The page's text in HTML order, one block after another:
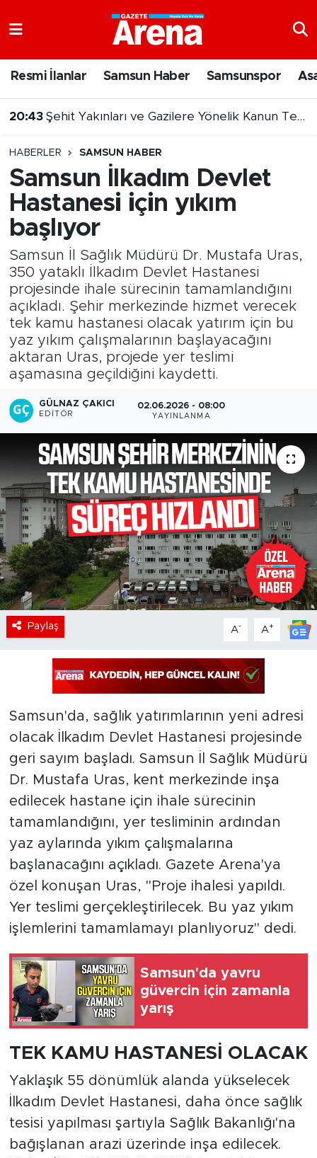
Resmi İlanlar Samsun Haber Samsunspor
20:43 Şehit Yakınları ve Gazilere Yönelik Kanun Teklifi Komisyonda
HABERLER SAMSUN HABER
Samsun İlkadım Devlet
Hastanesi için yıkım
başlıyor
Samsun İl Sağlık Müdürü Dr. Mustafa Uras,
350 yataklı İlkadım Devlet Hastanesi
projesinde ihale sürecinin tamamlandığını
açıkladı. Şehir merkezinde hizmet verecek
tek kamu hastanesi olacak yatırım için bu
yaz yıkım çalışmalarının başlayacağını
aktaran Uras, projede yer teslimi
aşamasına geçildiğini kaydetti.
GÜLNAZ ÇAKICI
EDITÖR
02.06.2026 - 08:00
YAYINLANMA
Paylaş A- A+
Samsun'da, sağlık yatırımlarının yeni adresi
olacak İlkadım Devlet Hastanesi projesinde
geri sayım başladı. Samsun İl Sağlık Müdürü
Dr. Mustafa Uras, kent merkezinde inşa
edilecek hastane için ihale sürecinin
tamamlandığını, yer tesliminin ardından
yaz aylarında yıkım çalışmalarına
başlanacağını açıkladı. Gazete Arena'ya
özel konuşan Uras, "Proje ihalesi yapıldı.
Yer teslimi gerçekleştirilecek. Bu yaz yıkım
işlemlerini tamamlamayı planlıyoruz" dedi.
Samsun'da yavru
güvercin için zamanla
yarış
TEK KAMU HASTANESİ OLACAK
Yaklaşık 55 dönümlük alanda yükselecek
İlkadım Devlet Hastanesi, daha önce sağlık
tesisi yapılması şartıyla Sağlık Bakanlığı'na
bağışlanan arazi üzerinde inşa edilecek.
Samsun Namaz Vakitleri
Trafik Durumu
Süper Lig Puan Durumu ve Fikstür
Tüm Manşetler
Son Dakika Haberleri
Haber Arşivi